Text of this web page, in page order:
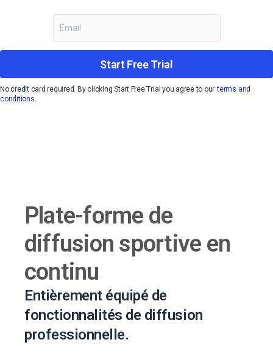
Start Free Trial
No credit card required. By clicking Start Free Trial you agree to our terms and
conditions.
Plate-forme de
diffusion sportive en
continu
Entièrement équipé de
fonctionnalités de diffusion
professionnelle.